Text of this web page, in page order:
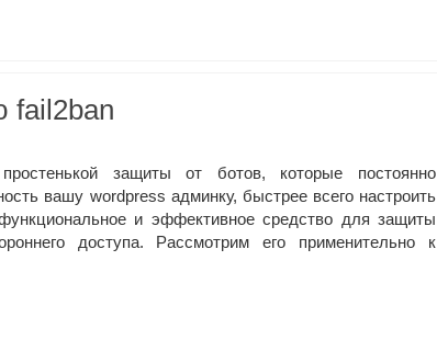
fail2ban
защиты от ботов, которые постоянно
вашу wordpress админку, быстрее всего настроить
и эффективное средство для защиты
доступа. Рассмотрим его применительно к